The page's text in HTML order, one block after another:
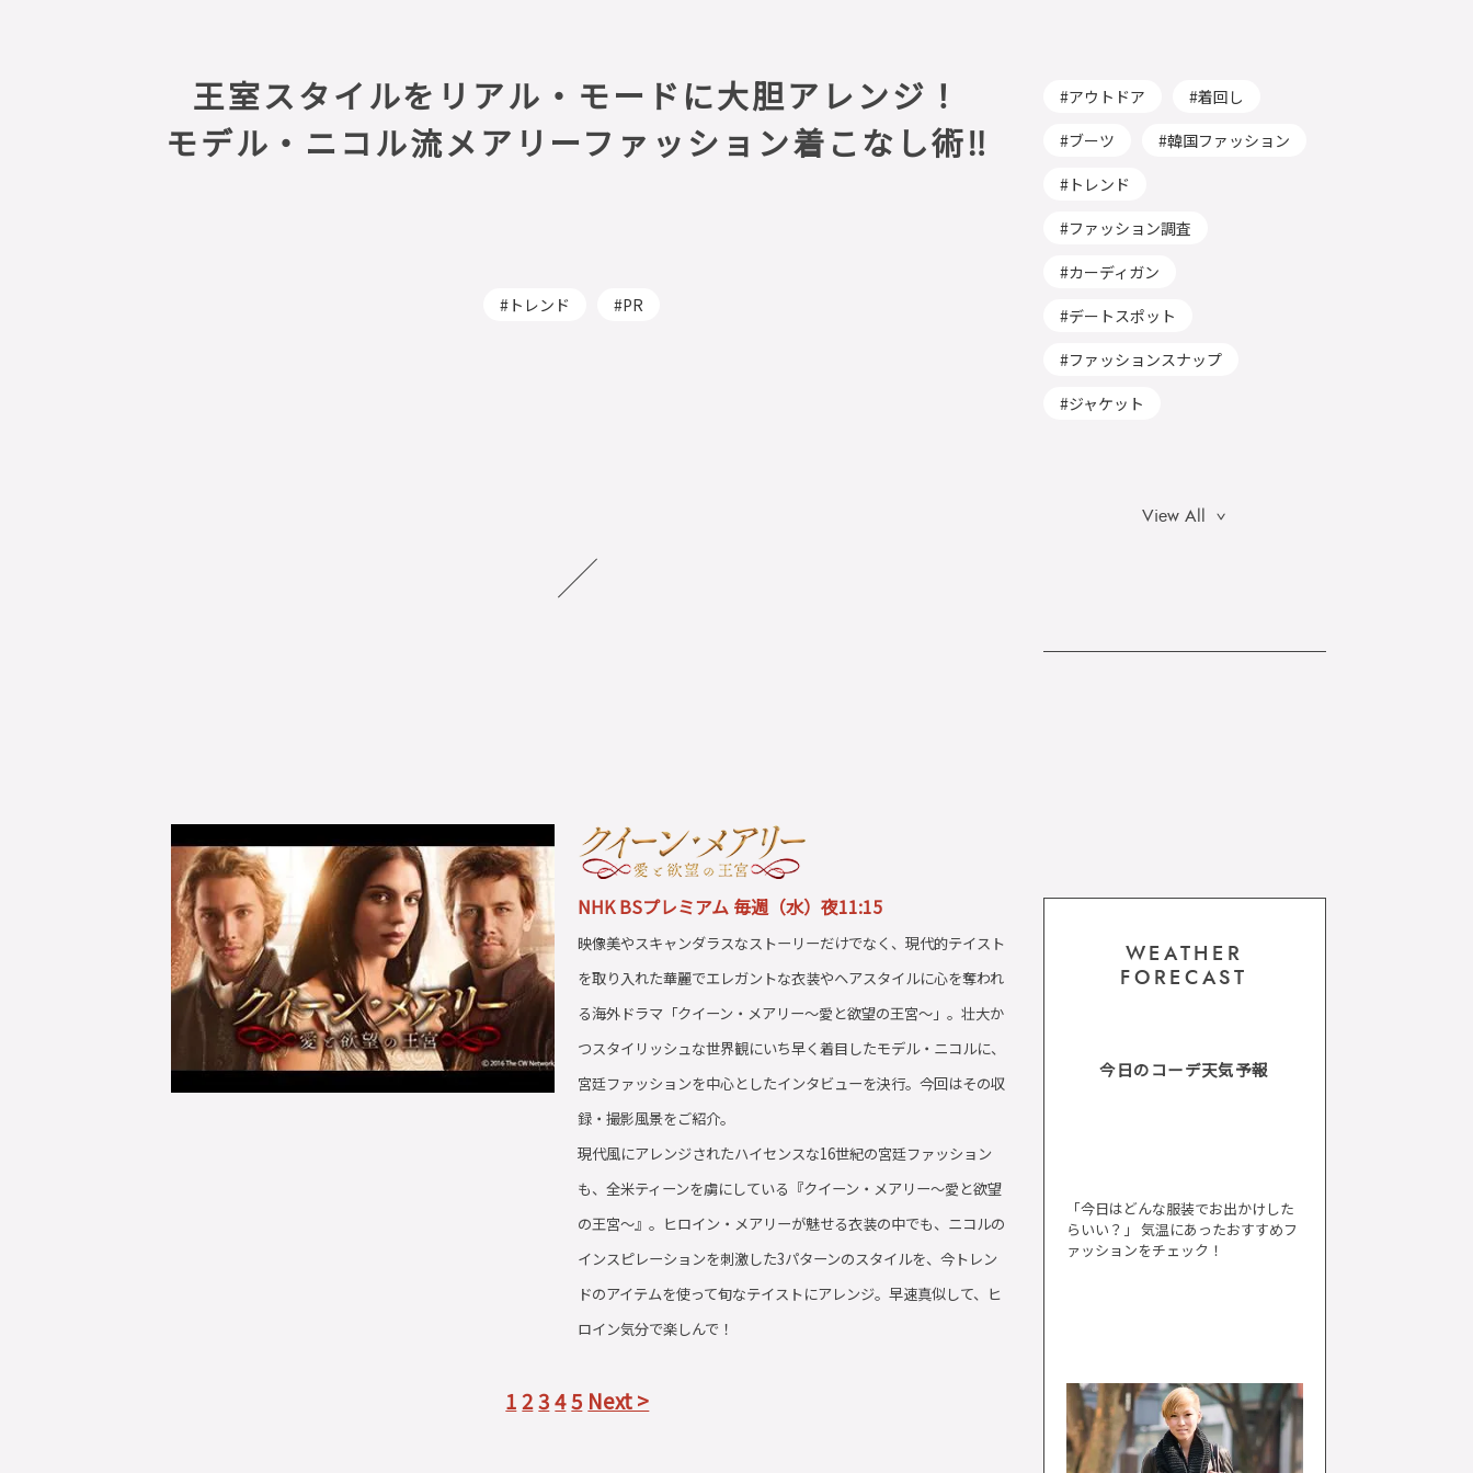
王室スタイルをリアル・モードに大胆アレンジ！
モデル・ニコル流メアリーファッション着こなし術‼︎
トレンド PR
NHK BSプレミアム 毎週（水）夜11:15
映像美やスキャンダラスなストーリーだけでなく、現代的テイスト
を取り入れた華麗でエレガントな衣装やヘアスタイルに心を奪われ
る海外ドラマ「クイーン・メアリー～愛と欲望の王宮～」。壮大か
つスタイリッシュな世界観にいち早く着目したモデル・ニコルに、
宮廷ファッションを中心としたインタビューを決行。今回はその収
録・撮影風景をご紹介。
現代風にアレンジされたハイセンスな16世紀の宮廷ファッション
も、全米ティーンを虜にしている『クイーン・メアリー～愛と欲望
の王宮～』。ヒロイン・メアリーが魅せる衣装の中でも、ニコルの
インスピレーションを刺激した3パターンのスタイルを、今トレン
ドのアイテムを使って旬なテイストにアレンジ。早速真似して、ヒ
ロイン気分で楽しんで！
1 2345 Next >
アウトドア
着回し
ブーツ
韓国ファッション
トレンド
ファッション調査
カーディガン
デートスポット
ファッションスナップ
ジャケット
View All
WEATHER
FORECAST
今日のコーデ天気予報
「今日はどんな服装でお出かけした
らいい？」 気温にあったおすすめフ
ァッションをチェック！